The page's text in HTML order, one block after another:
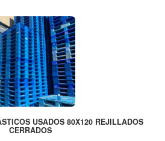
USADOS 80X120 REJILLADOS
CERRADOS